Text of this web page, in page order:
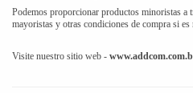
Podemos proporcionar productos minoristas a
mayoristas y otras condiciones
Visite nuestro sitio web -